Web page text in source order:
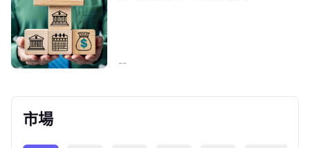
市場
--